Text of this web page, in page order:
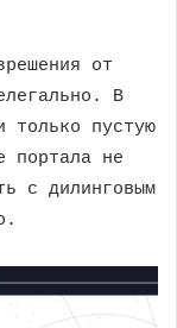
от
В
только пустую
портала не
с дилинговым